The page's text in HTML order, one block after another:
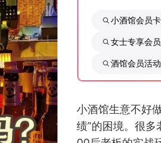
小酒馆会员
女士专享会
酒馆会员活
小酒馆生意不好
绩”的困境。很